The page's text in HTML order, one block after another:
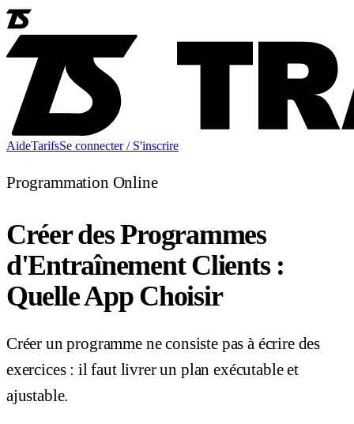
AideTarifsSe connecter / S'inscrire
Programmation Online
Créer des Programmes
d'Entraînement Clients :
Quelle App Choisir
Créer un programme ne consiste pas à écrire des
exercices : il faut livrer un plan exécutable et
ajustable.